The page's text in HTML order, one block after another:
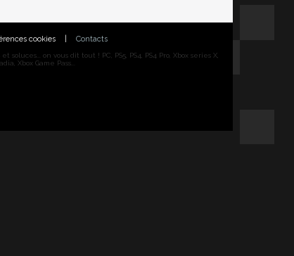
cookies Contacts
on vous dit tout ! PC, PS5, PS4, PS4 Pro, Xbox series X,
Xbox Game Pass...